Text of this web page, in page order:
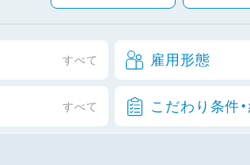
すべて 雇用形態
すべて こだわり条件